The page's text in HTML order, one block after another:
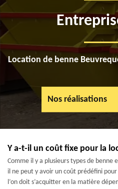
Location de benne
Nos réalisations
Y a-t-il un coût fixe pour la
Comme il y a plusieurs types de benne
il ne peut y avoir un coût prédéfini
l’on doit s’acquitter en la matière